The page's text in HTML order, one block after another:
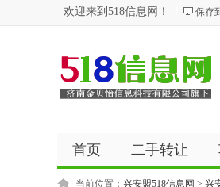
欢迎来到518信息网！ 保存
首页 二手转让
商务服务 五金建材
当前位置： 兴安盟518信息网 > 兴